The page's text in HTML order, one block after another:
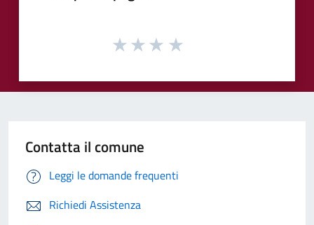
Contatta il comune
Leggi le domande frequenti
Richiedi Assistenza